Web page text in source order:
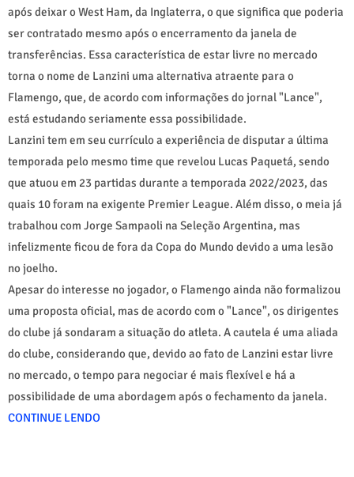
após deixar o West Ham, da Inglaterra, o que significa que poderia
ser contratado mesmo após o encerramento da janela de
transferências. Essa característica de estar livre no mercado
torna o nome de Lanzini uma alternativa atraente para o
Flamengo, que, de acordo com informações do jornal "Lance",
está estudando seriamente essa possibilidade.
Lanzini tem em seu currículo a experiência de disputar a última
temporada pelo mesmo time que revelou Lucas Paquetá, sendo
que atuou em 23 partidas durante a temporada 2022/2023, das
quais 10 foram na exigente Premier League. Além disso, o meia já
trabalhou com Jorge Sampaoli na Seleção Argentina, mas
infelizmente ficou de fora da Copa do Mundo devido a uma lesão
no joelho.
Apesar do interesse no jogador, o Flamengo ainda não formalizou
uma proposta oficial, mas de acordo com o "Lance", os dirigentes
do clube já sondaram a situação do atleta. A cautela é uma aliada
do clube, considerando que, devido ao fato de Lanzini estar livre
no mercado, o tempo para negociar é mais flexível e há a
possibilidade de uma abordagem após o fechamento da janela.
CONTINUE LENDO